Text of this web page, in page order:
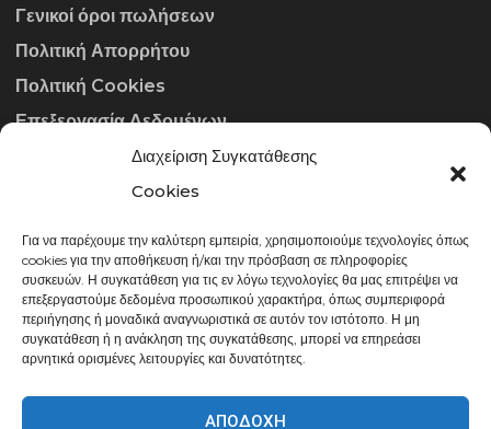
Διαχείριση Συγκατάθεσης
Cookies
Για να παρέχουμε την καλύτερη εμπειρία, χρησιμοποιούμε τεχνολογίες όπως
cookies για την αποθήκευση ή/και την πρόσβαση σε πληροφορίες
συσκευών. Η συγκατάθεση για τις εν λόγω τεχνολογίες θα μας επιτρέψει να
επεξεργαστούμε δεδομένα προσωπικού χαρακτήρα, όπως συμπεριφορά
περιήγησης ή μοναδικά αναγνωριστικά σε αυτόν τον ιστότοπο. Η μη
συγκατάθεση ή η ανάκληση της συγκατάθεσης, μπορεί να επηρεάσει
αρνητικά ορισμένες λειτουργίες και δυνατότητες.
ΑΠΟΔΟΧΉ
Γενικοί όροι πωλήσεων
Πολιτική Απορρήτου
Πολιτική Cookies
Επεξεργασία Δεδομένων
ΣΤΟΙΧΕΊΑ ΕΠΙΚΟΙΝΩΝΊΑΣ
info@gowithraw.gr
24310 35062
Δευ. - Παρ. 08:00 - 20:00